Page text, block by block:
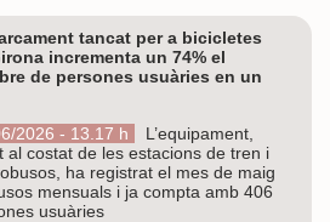
tancat per a bicicletes
incrementa un 74% el
de persones usuàries en un
2026 - 13.17 h
L’equipament,
al costat de les estacions de tren i
ha registrat el mes de maig
mensuals i ja compta amb 406
usuàries